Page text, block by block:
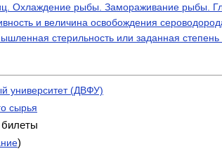
Охлаждение рыбы. Замораживание рыбы.
и величина освобождения
стерильность или заданная степень
университет (ДВФУ)
сырья
)